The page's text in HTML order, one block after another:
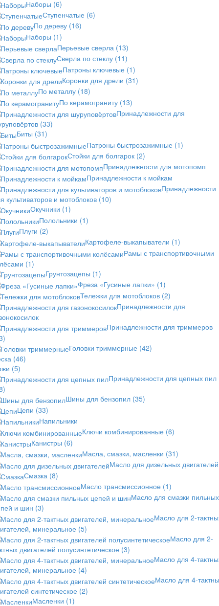
Наборы (6)
Ступенчатые (6)
По дереву (16)
Наборы (1)
Перьевые сверла (13)
Сверла по стеклу (11)
Патроны ключевые (1)
Коронки для дрели (31)
По металлу (18)
По керамограниту (13)
Принадлежности для
(33)
Биты (31)
Патроны быстрозажимные (1)
Стойки для болгарок (2)
Принадлежности для мотопомп
Принадлежности к мойкам
Принадлежности
культиваторов и мотоблоков (10)
Окучники (1)
Полольники (1)
Плуги (2)
Картофеле-выкапыватели (1)
Рамы с транспортивочными
(1)
Грунтозацепы (1)
Фреза «Гусиные лапки» (1)
Тележки для мотоблоков (2)
Принадлежности для
Принадлежности для триммеров
Головки триммерные (42)
(46)
(5)
Принадлежности для цепных пил
Шины для бензопил (35)
Цепи (33)
Напильники
Ключи комбинированные (6)
Канистры (6)
Масла, смазки, масленки (31)
Масло для дизельных двигателей
Смазка (8)
Масло трансмиссионное (1)
Масло для смазки пильных
и шин (3)
Масло для 2-
минеральное (5)
Масло для 2-
двигателей полусинтетическое (3)
Масло для 4-
минеральное (4)
Масло для 4-
синтетическое (2)
Масленки (1)